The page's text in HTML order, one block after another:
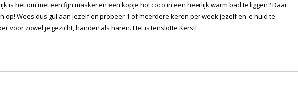
is het om met een fijn masker en een kopje hot coco in een heerlijk warm bad te liggen? Daar
op! Wees dus gul aan jezelf en probeer 1 of meerdere keren per week jezelf en je huid te
voor zowel je gezicht, handen als haren. Het is tenslotte Kerst!